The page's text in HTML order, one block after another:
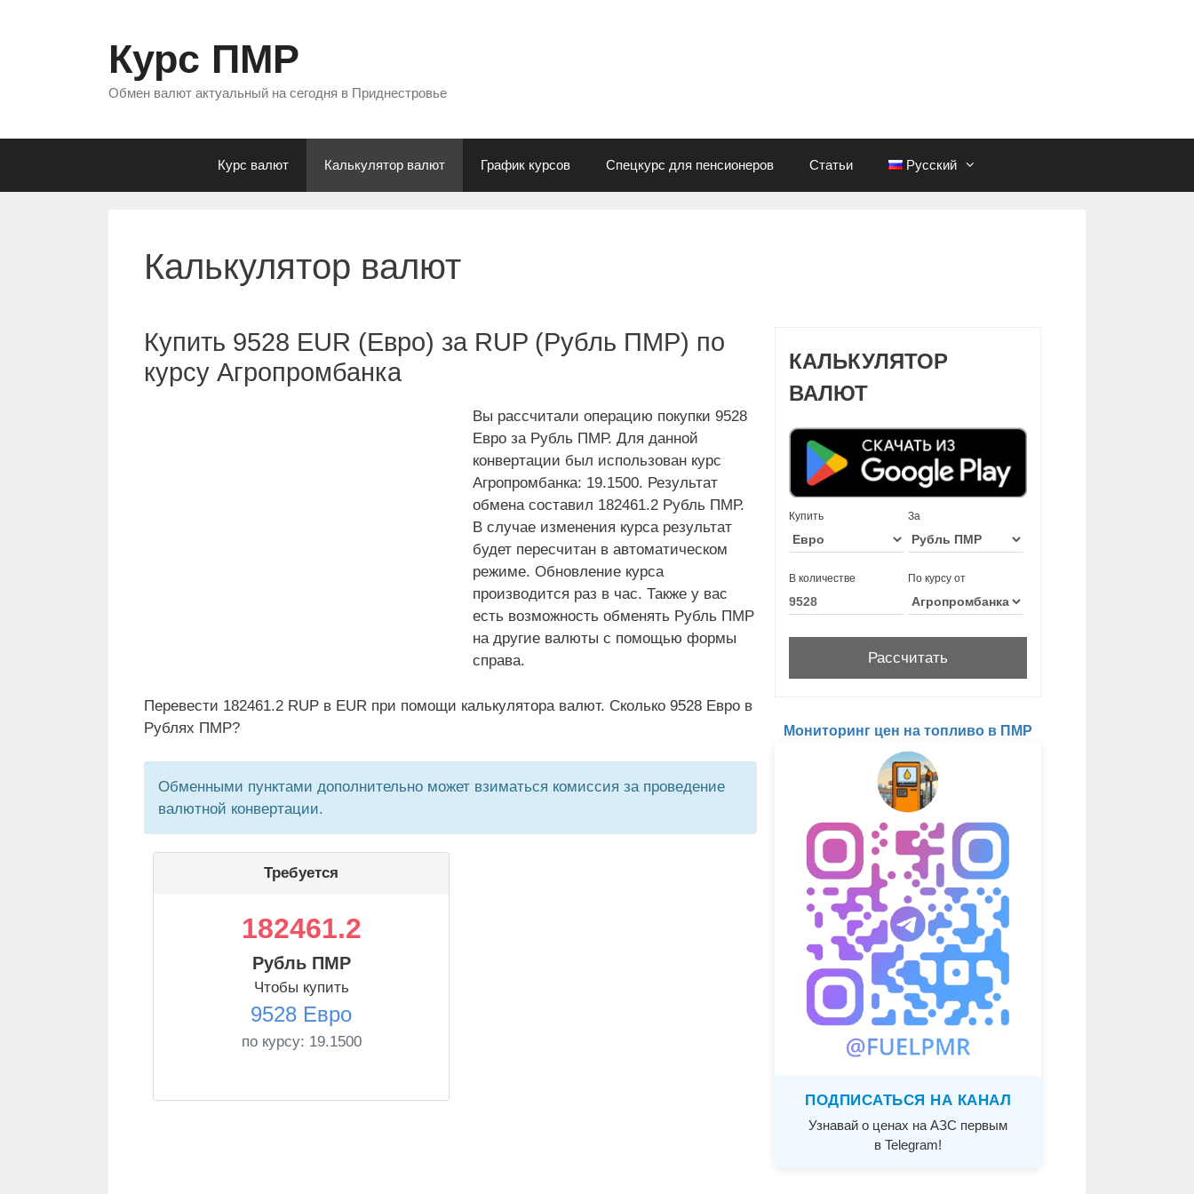
Курс ПМР
Обмен валют актуальный на сегодня в Приднестровье
Курс валют Калькулятор валют График курсов Спецкурс для пенсионеров Статьи Русский
Калькулятор валют
Купить 9528 EUR (Евро) за RUP (Рубль ПМР) по
курсу Агропромбанка
Вы рассчитали операцию покупки 9528
Евро за Рубль ПМР. Для данной
конвертации был использован курс
Агропромбанка: 19.1500. Результат
обмена составил 182461.2 Рубль ПМР.
В случае изменения курса результат
будет пересчитан в автоматическом
режиме. Обновление курса
производится раз в час. Также у вас
есть возможность обменять Рубль ПМР
на другие валюты с помощью формы
справа.
Перевести 182461.2 RUP в EUR при помощи калькулятора валют. Сколько 9528 Евро в
Рублях ПМР?
Обменными пунктами дополнительно может взиматься комиссия за проведение
валютной конвертации.
Требуется
182461.2
Рубль ПМР
Чтобы купить
9528 Евро
по курсу: 19.1500
КАЛЬКУЛЯТОР
ВАЛЮТ
Купить За
В количестве По курсу от
Мониторинг цен на топливо в ПМР
ПОДПИСАТЬСЯ НА КАНАЛ
Узнавай о ценах на АЗС первым
в Telegram!